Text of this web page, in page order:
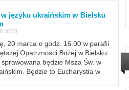
w języku ukraińskim w Bielsku
20 marca o godz. 16.00 w parafii
Opatrzności Bożej w Bielsku
będzie Msza Św. w
Będzie to Eucharystia w